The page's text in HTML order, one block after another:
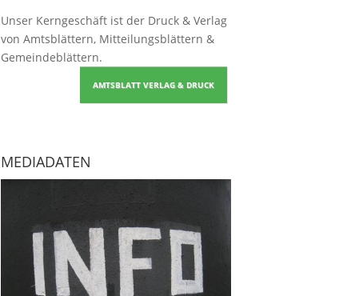
Unser Kerngeschäft ist der Druck & Verlag
von Amtsblättern, Mitteilungsblättern &
Gemeindeblättern.
AMTSBLATT VERLAG & DRUCK
MEDIADATEN